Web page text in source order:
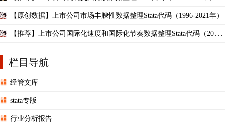
【原创数据】上市公司市场丰腴性数据整理Stata代码（1996-2021年）
【推荐】上市公司国际化速度和国际化节奏数据整理Stata代码（2001-
栏目导航
经管文库
stata专版
行业分析报告